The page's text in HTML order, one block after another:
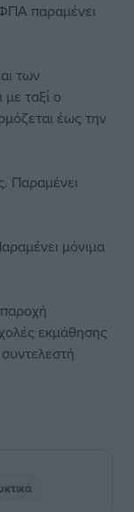
παραμένει
των
ταξί ο
έως την
Παραμένει
μόνιμα
εκμάθησης